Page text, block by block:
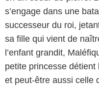
s’engage dans une
successeur du roi,
sa fille qui vient de
l’enfant grandit,
petite princesse
et peut-être aussi celle